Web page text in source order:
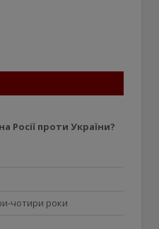
Росії проти України?
чотири роки